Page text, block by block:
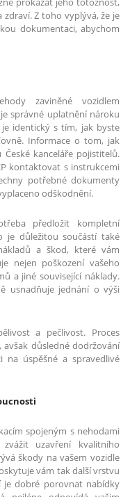
Z toho vyplývá, že je
dokumentaci, abychom
zaviněné vozidlem
správné uplatnění nároku
identický s tím, jak byste
Informace o tom, jak
kanceláře pojistitelů.
kontaktovat s instrukcemi
potřebné dokumenty
odškodnění.
předložit kompletní
je důležitou součástí také
a škod, které vám
nejen poškození vašeho
a jiné související náklady.
usnadňuje jednání o výši
a pečlivost. Proces
důsledné dodržování
na úspěšné a spravedlivé
spojeným s nehodami
uzavření kvalitního
škody na vašem vozidle
vám tak další vrstvu
je dobré porovnat nabídky